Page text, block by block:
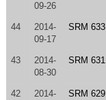
09-26
44
2014-
09-17
SRM 633
43
2014-
08-30
SRM 631
42
2014-
SRM 629